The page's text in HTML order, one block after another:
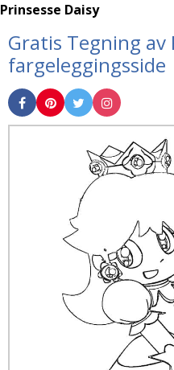
Prinsesse Daisy
Gratis Tegning av
fargeleggingsside